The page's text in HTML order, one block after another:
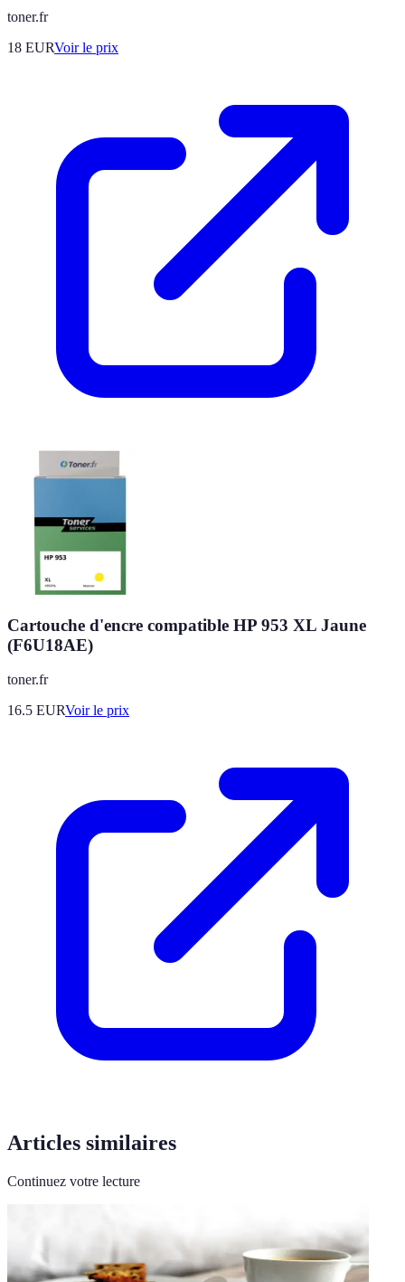
toner.fr
18 EURVoir le prix
Cartouche d'encre compatible HP 953 XL Jaune
(F6U18AE)
toner.fr
16.5 EURVoir le prix
Articles similaires
Continuez votre lecture